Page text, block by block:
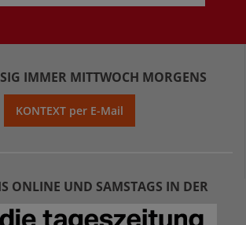
IMMER MITTWOCH MORGENS
KONTEXT per E-Mail
ONLINE UND SAMSTAGS IN DER